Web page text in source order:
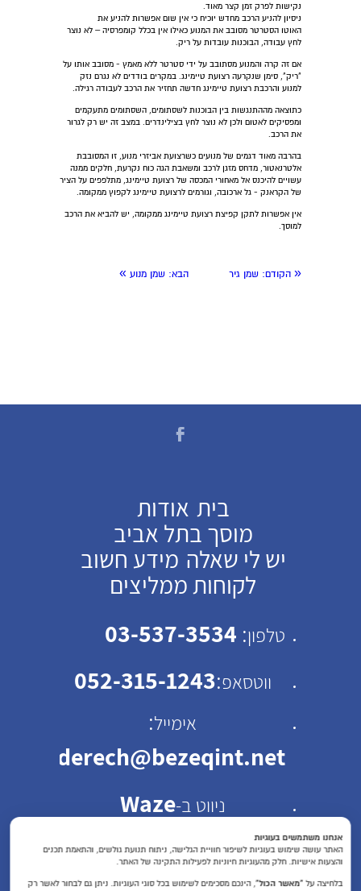
נקישות לפרק זמן קצר מאוד.
ניסיון להניע הרכב מחדש יוכיח כי אין שום אפשרות להניע את
האוטו הסטרטר מסובב את המנוע כאילו אין בכלל קומפרסיה – לא נוצר
לחץ עבודה, הבוכנות עובדות על ריק.
אם זה קרה והמנוע מסתובב על ידי סטרטר ללא מאמץ - מסובב אותו על
"ריק", סימן שנקרעה רצועת טיימינג. במקרים בודדים לא נגרם נזק
למנוע והרכבת רצועת טיימינג חדשה תחזיר את הרכב לעבודה רגילה.
כתוצאה מההתנגשות בין הבוכנות לשסתומים, השסתומים מתעקמים
ומפסיקים לאטום ולכן לא נוצר לחץ בצילינדרים. במצב זה יש רק לגרור
את הרכב.
בהרבה מאוד דגמים של מנועים כשרצועת אביזרי מנוע, זו המסובבת
אלטרנאטור, מדחס מזגן לרכב ומשאבת הגה כוח נקרעת, חלקים ממנה
עשויים להיכנס אל מאחורי המכסה של רצועת טיימינג, מתלפפים על הציר
של הקראנק - גל ארכובה, וגורמים לרצועת טיימינג לקפוץ ממקומה.
אין אפשרות לתקן קפיצת רצועת טיימינג ממקומה, יש להביא את הרכב
למוסך.
« הקודם: שמן גיר הבא: שמן מנוע »
בית אודות
מוסך בתל אביב
יש לי שאלה מידע חשוב
לקוחות ממליצים
טלפון:
03-537-3534
ווטסאפ:
052-315-1243
אימייל:
ניווט ב-Waze
כתובת: רחוב ישראל ב"ק
30 תל אביב
אנחנו משתמשים בעוגיות
האתר עושה שימוש בעוגיות לשיפור חוויית הגלישה, ניתוח תנועת גולשים, והתאמת תכנים
והצעות אישיות. חלק מהעוגיות חיוניות לפעילות התקינה של האתר.
בלחיצה על “מאשר הכול”, הינכם מסכימים לשימוש בכל סוגי העוגיות. ניתן גם לבחור לאשר רק